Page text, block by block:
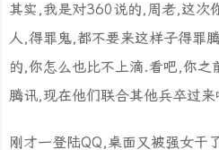
其实,我是对360说的,周老,这次
人,得罪鬼,都不要来这样子得罪
的,你怎么也比不上滴.看吧,你之
腾讯,现在他们联合其他兵卒过
刚才一登陆QQ,桌面又被强女干